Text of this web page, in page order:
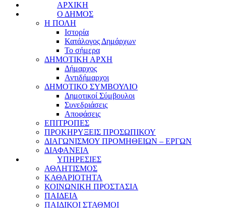
ΑΡΧΙΚΗ
Ο ΔΗΜΟΣ
Η ΠΟΛΗ
Ιστορία
Κατάλογος Δημάρχων
Το σήμερα
ΔΗΜΟΤΙΚΗ ΑΡΧΗ
Δήμαρχος
Αντιδήμαρχοι
ΔΗΜΟΤΙΚΟ ΣΥΜΒΟΥΛΙΟ
Δημοτικοί Σύμβουλοι
Συνεδριάσεις
Αποφάσεις
ΕΠΙΤΡΟΠΕΣ
ΠΡΟΚΗΡΥΞΕΙΣ ΠΡΟΣΩΠΙΚΟΥ
ΔΙΑΓΩΝΙΣΜΟΥ ΠΡΟΜΗΘΕΙΩΝ – ΕΡΓΩΝ
ΔΙΑΦΑΝΕΙΑ
ΥΠΗΡΕΣΙΕΣ
ΑΘΛΗΤΙΣΜΟΣ
ΚΑΘΑΡΙΟΤΗΤΑ
ΚΟΙΝΩΝΙΚΗ ΠΡΟΣΤΑΣΙΑ
ΠΑΙΔΕΙΑ
ΠΑΙΔΙΚΟΙ ΣΤΑΘΜΟΙ